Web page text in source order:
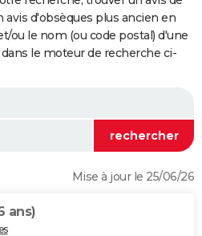
avis d'obsèques plus ancien en
ou le nom (ou code postal) d'une
le moteur de recherche ci-
Mise à jour le 25/06/26
ans)